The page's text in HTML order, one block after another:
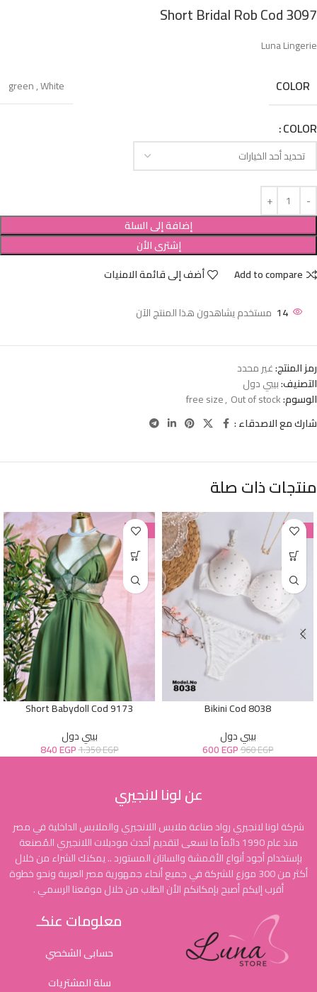
Short Bridal Rob Cod 3097
Luna Lingerie
COLOR
green,White
COLOR
إضافة إلى السلة
إشترى الأن
Add to compare
أضف إلى قائمة الامنيات
14 مستخدم يشاهدون هذا المنتج الآن
رمز المنتج:غير محدد
التصنيف:بيبي دول
الوسوم:
free size, Out of stock
شارك مع الاصدقاء :
منتجات ذات صلة
-38%
Bikini Cod 8038
بيبي دول
960EGP
600EGP
-38%
Short Babydoll Cod 9173
بيبي دول
1.350EGP
840EGP
عن لونا لانجيري
شركة لونا لانجيري رواد صناعة ملابس اللانجيري والملابس الداخلية في مصر
منذ عام 1990 دائماً ما نسعى لتقديم أحدث موديلات اللانجيري المُصنعة
بإستخدام أجود أنواع الأقمشة والساتان المستورد .. يمكنك الشراء من خلال
أكثر من 300 موزع للشركة في جميع أنحاء جمهورية مصر العربية ونحو خطوة
أقرب إليكم أصبح بإمكانكم الأن الطلب من خلال موقعنا الرسمي .
معلومات عنكـ
حسابى الشخصي
سلة المشتريات